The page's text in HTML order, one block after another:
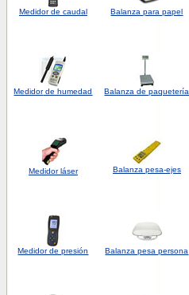
Medidor de caudal Balanza para papel
Medidorde humedad Balanza de paquetería
Medidor láser Balanza pesa-ejes
Medidor de presión Balanza pesa persona